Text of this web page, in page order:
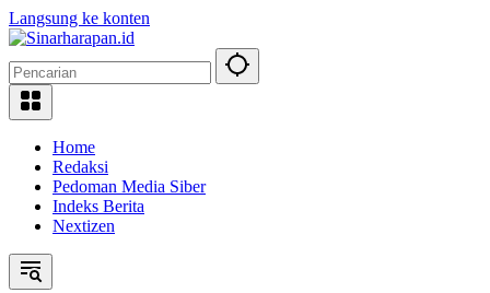
Langsung ke konten
Home
Redaksi
Pedoman Media Siber
Indeks Berita
Nextizen